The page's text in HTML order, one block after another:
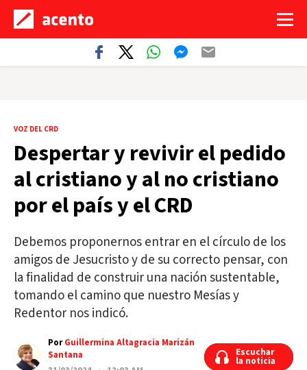
VOZ DEL CRD
Despertar y revivir el pedido
al cristiano y al no cristiano
por el país y el CRD
Debemos proponernos entrar en el círculo de los
amigos de Jesucristo y de su correcto pensar, con
la finalidad de construir una nación sustentable,
tomando el camino que nuestro Mesías y
Redentor nos indicó.
PorGuillermina Altagracia Marizán
Santana
Escuchar
la noticia
Escuchar
la noticia